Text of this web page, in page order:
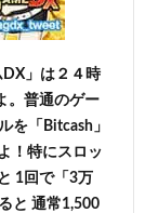
DX」は２４時
。普通のゲー
を「Bitcash」
！特にスロッ
1回で「3万
と 通常1,500